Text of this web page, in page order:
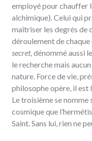
employé pour chauffer
alchimique). Celui qui
maîtriser les degrés de
déroulement de
secret, dénommé aussi le
le recherche mais
nature. Force de vie,
philosophe opère, il est
Le troisième se nomme
cosmique que
Saint. Sans lui, rien ne